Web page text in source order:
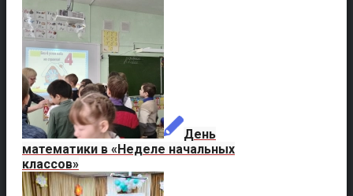
День
математики в «Неделе начальных
классов»